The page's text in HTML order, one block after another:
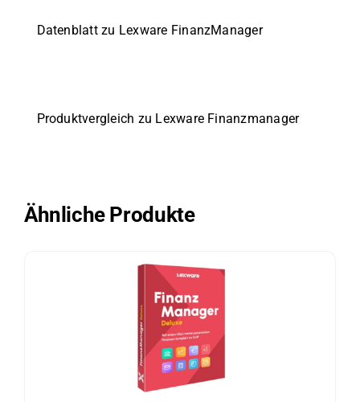
Datenblatt zu Lexware FinanzManager
Produktvergleich zu Lexware Finanzmanager
Ähnliche Produkte